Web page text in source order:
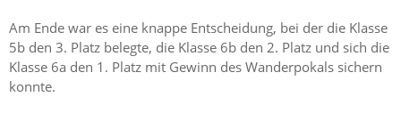
Am Ende war es eine knappe Entscheidung, bei der die Klasse
5b den 3. Platz belegte, die Klasse 6b den 2. Platz und sich die
Klasse 6a den 1. Platz mit Gewinn des Wanderpokals sichern
konnte.